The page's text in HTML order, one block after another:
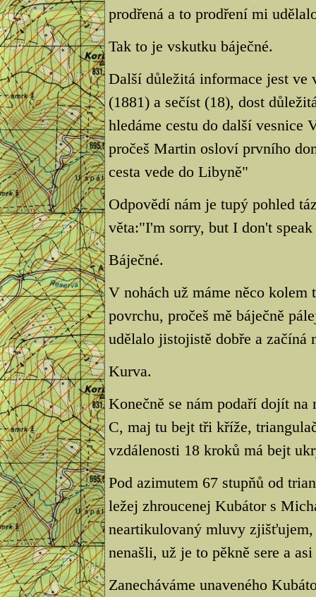
prodřená a to prodření mi
Tak to je vskutku báječné.
Další důležitá informace jest ve
(1881) a sečíst (18), dost
hledáme cestu do další vesnice
pročeš Martin osloví prvního
cesta vede do Libyně"
Odpovědí nám je tupý pohled
věta:"I'm sorry, but I don't
Báječné.
V nohách už máme něco
povrchu, pročeš mě báječně
udělalo jistojistě dobře a začíná
Kurva.
Konečně se nám podaří dojít na
C, maj tu bejt tři kříže,
vzdálenosti 18 kroků má bejt
Pod azimutem 67 stupňů od
ležej zhroucenej Kubátor s
neartikulovaný mluvy
nenašli, už je to pěkně sere a
Zanecháváme unaveného